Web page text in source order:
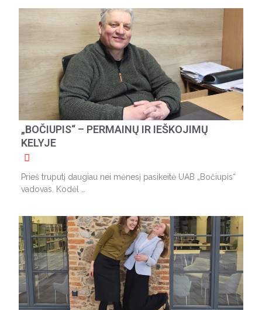
„BOČIUPIS“ – PERMAINŲ IR IEŠKOJIMŲ
KELYJE
Prieš truputį daugiau nei mėnesį pasikeitė UAB „Bočiupis“
vadovas. Kodėl …